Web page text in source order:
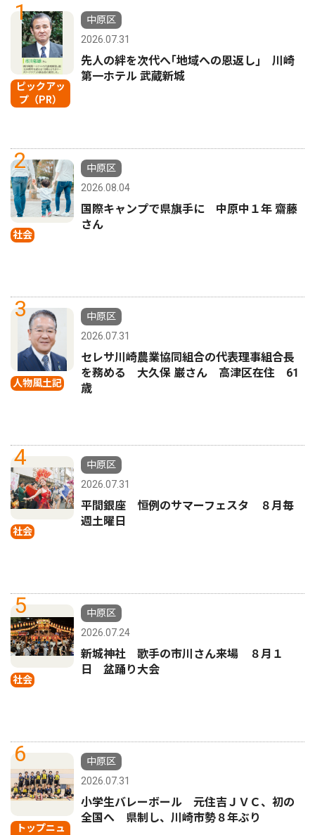
1
ピックアッ
プ（PR）
中原区
2026.07.31
先人の絆を次代へ｢地域への恩返し｣ 川崎
第一ホテル 武蔵新城
2
社会
中原区
2026.08.04
国際キャンプで県旗手に 中原中１年 齋藤
さん
3
人物風土記
中原区
2026.07.31
セレサ川崎農業協同組合の代表理事組合長
を務める 大久保 巌さん 高津区在住 61
歳
4
社会
中原区
2026.07.31
平間銀座 恒例のサマーフェスタ ８月毎
週土曜日
5
社会
中原区
2026.07.24
新城神社 歌手の市川さん来場 ８月１
日 盆踊り大会
6
トップニュ
中原区
2026.07.31
小学生バレーボール 元住吉ＪＶＣ、初の
全国へ 県制し、川崎市勢８年ぶり